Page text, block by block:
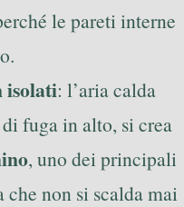
le pareti interne
isolati: l’aria calda
fuga in alto, si crea
, uno dei principali
non si scalda mai